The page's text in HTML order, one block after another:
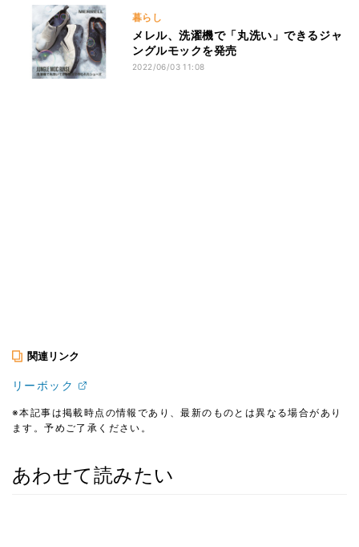
暮らし
メレル、洗濯機で「丸洗い」できるジャ
ングルモックを発売
2022/06/03 11:08
関連リンク
リーボック
※本記事は掲載時点の情報であり、最新のものとは異なる場合があり
ます。予めご了承ください。
あわせて読みたい